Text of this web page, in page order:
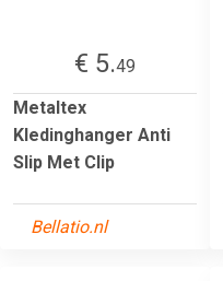
€ 5.49
Metaltex
Kledinghanger Anti
Slip Met Clip
Bellatio.nl